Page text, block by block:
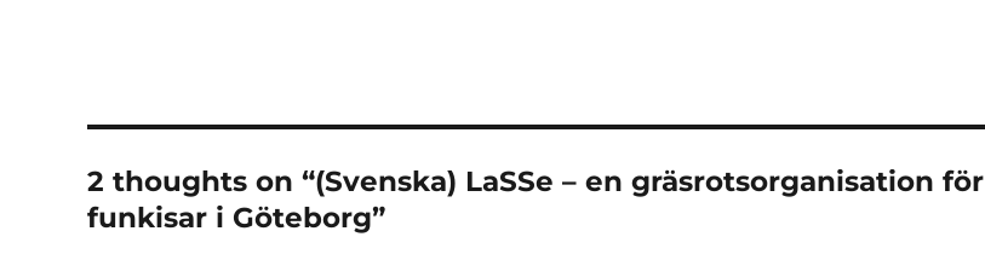
2 thoughts on “(Svenska) LaSSe – en gräsrotsorganisation för
funkisar i Göteborg”